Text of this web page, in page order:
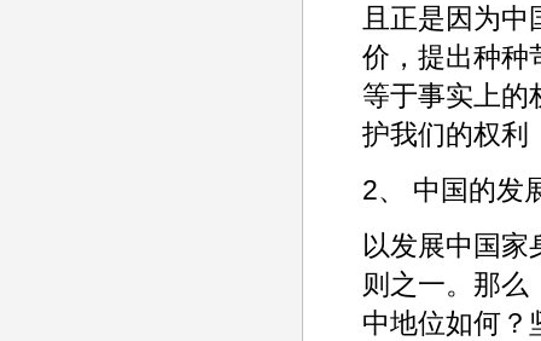
且正是因为
价，提出种种
等于事实上的
护我们的权利
2、 中国的发
以发展中国
则之一。那么
中地位如何？